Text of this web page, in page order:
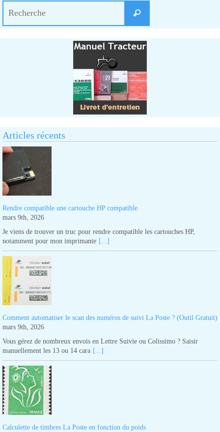
Recherche
Articles récents
Rendre compatible une cartouche HP compatible
mars 9th, 2026
Je viens de trouver un truc pour rendre compatible les cartouches HP,
notamment pour mon imprimante [...]
Comment automatiser le scan des numéros de suivi La Poste ? (Outil Gratuit)
mars 9th, 2026
Vous gérez de nombreux envois en Lettre Suivie ou Colissimo ? Saisir
manuellement les 13 ou 14 cara [...]
Calculette de timbres La Poste en fonction du poids